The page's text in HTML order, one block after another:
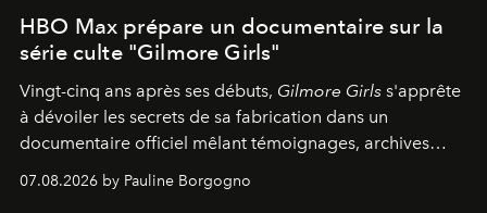
HBO Max prépare un documentaire sur la
série culte "Gilmore Girls"
Vingt-cinq ans après ses débuts, Gilmore Girls s'apprête
à dévoiler les secrets de sa fabrication dans un
documentaire officiel mêlant témoignages, archives
inédites et plongée dans les coulisses d'un phénomène
générationnel.
07.08.2026 by Pauline Borgogno